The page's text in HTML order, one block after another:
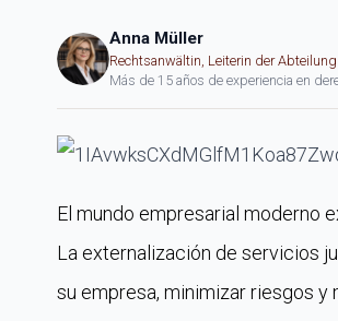
Anna Müller
Rechtsanwältin, Leiterin der
Más de 15 años de experiencia en
El mundo empresarial moderno
La externalización de servicios
su empresa, minimizar riesgos y